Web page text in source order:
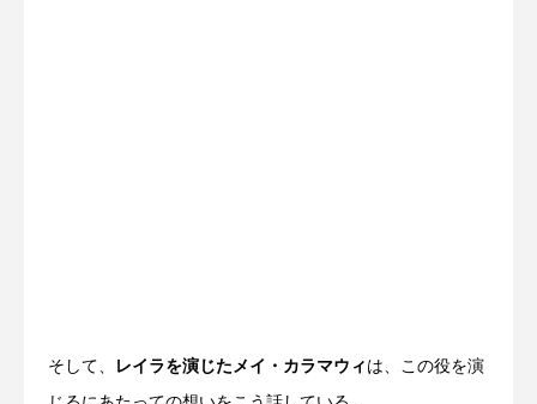
そして、 レイラを演じたメイ・カラマウィ は、この役を演